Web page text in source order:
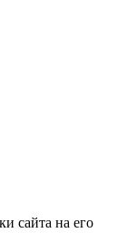
сайта на его